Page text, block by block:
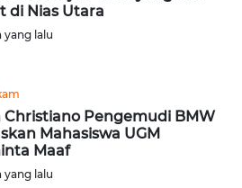
di Nias Utara
yang lalu
Christiano Pengemudi BMW
Mahasiswa UGM
Maaf
yang lalu